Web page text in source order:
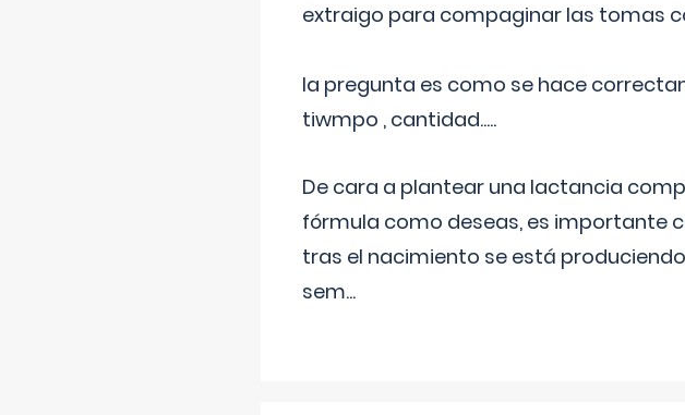
extraigo para compaginar las tomas
la pregunta es como se hace
tiwmpo , cantidad.....
De cara a plantear una lactancia
fórmula como deseas, es importante
tras el nacimiento se está
sem...